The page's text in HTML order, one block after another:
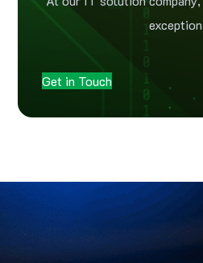
Get in Touch